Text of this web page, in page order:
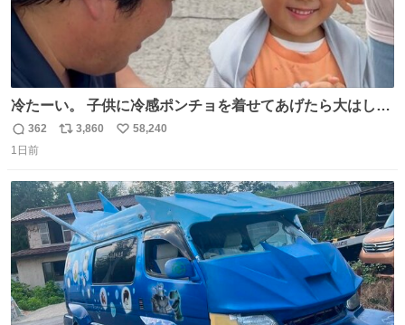
冷たーい。 子供に冷感ポンチョを着せてあげたら大はしゃ
ぎで喜んでくれました。 こんな素敵な代物を提供してくれ
た山口県の恩師に感謝。
返
信
362
リ
ト
数
3,860
い
数
58,240
1日前